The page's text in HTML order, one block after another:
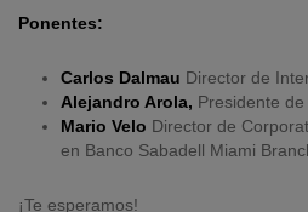
Ponentes:
Carlos Dalmau Director de
Alejandro Arola, Presidente de
Mario Velo Director de
en Banco Sabadell Miami
¡Te esperamos!